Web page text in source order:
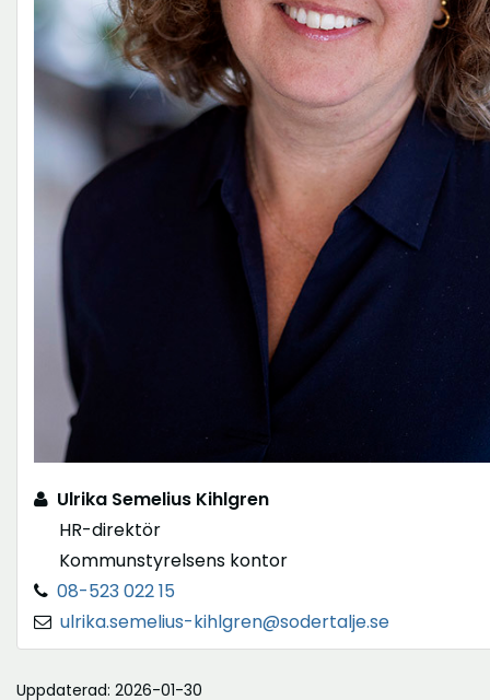
Ulrika Semelius Kihlgren
HR-direktör
Kommunstyrelsens kontor
08-523 022 15
ulrika.semelius-kihlgren@sodertalje.se
Uppdaterad: 2026-01-30